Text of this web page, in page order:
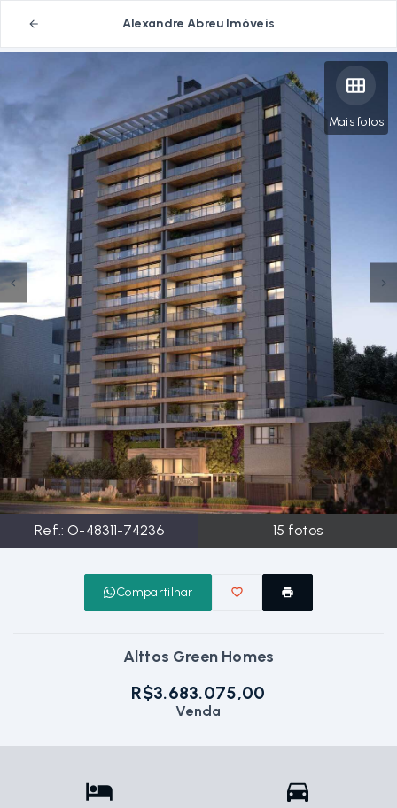
Alexandre Abreu Imóveis
Mais fotos
Ref.:O-48311-74236 15 fotos
Compartilhar
Alttos Green Homes
R$3.683.075,00
Venda